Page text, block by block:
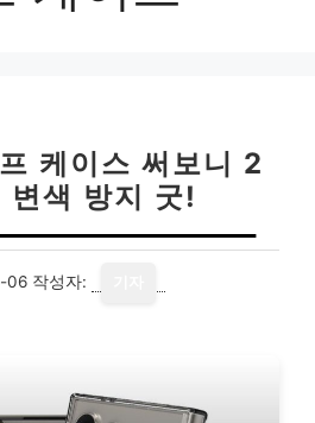
케이스 써보니 2
변색 방지 굿!
06 작성자: